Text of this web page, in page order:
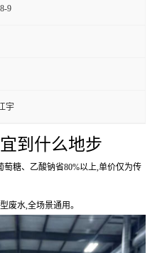
9
宇
到什么地步
糖、乙酸钠省80%以上,单价仅为传
废水,全场景通用。